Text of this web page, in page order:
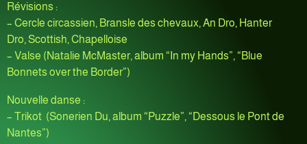
Révisions :
– Cercle circassien, Bransle des chevaux, An Dro, Hanter
Dro, Scottish, Chapelloise
– Valse (Natalie McMaster, album “In my Hands”, “Blue
Bonnets over the Border”)
Nouvelle danse :
– Trikot (Sonerien Du, album “Puzzle”, “Dessous le Pont de
Nantes”)